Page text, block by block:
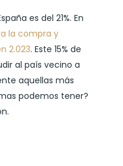
es del 21%. En
la compra y
2.023. Este 15% de
al país vecino a
aquellas más
podemos tener?